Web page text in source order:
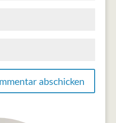
abschicken